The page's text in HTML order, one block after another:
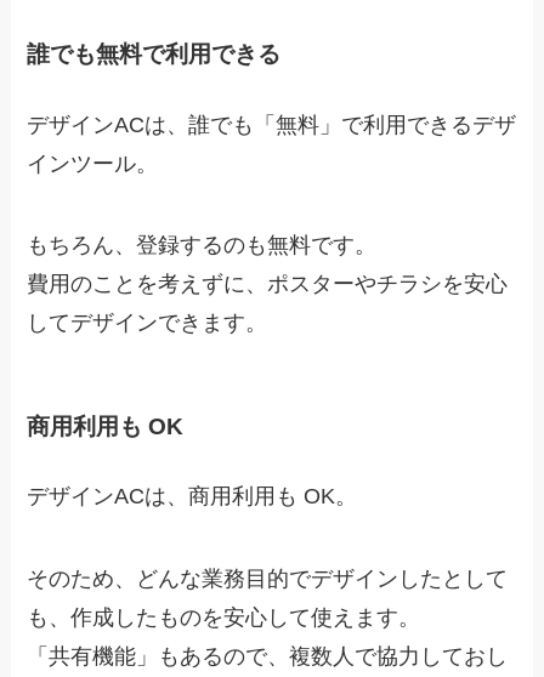
誰でも無料で利用できる
デザインACは、誰でも「無料 」で利用できるデザ
インツール。
もちろん、登録するのも無料です。
費用のことを考えずに、ポスターやチラシを安心
してデザインできます。
商用利用も OK
デザインACは、商用利用も OK。
そのため、どんな業務目的でデザインしたとして
も、作成したものを安心して使えます。
「共有機能」もあるので、複数人で協力しておし